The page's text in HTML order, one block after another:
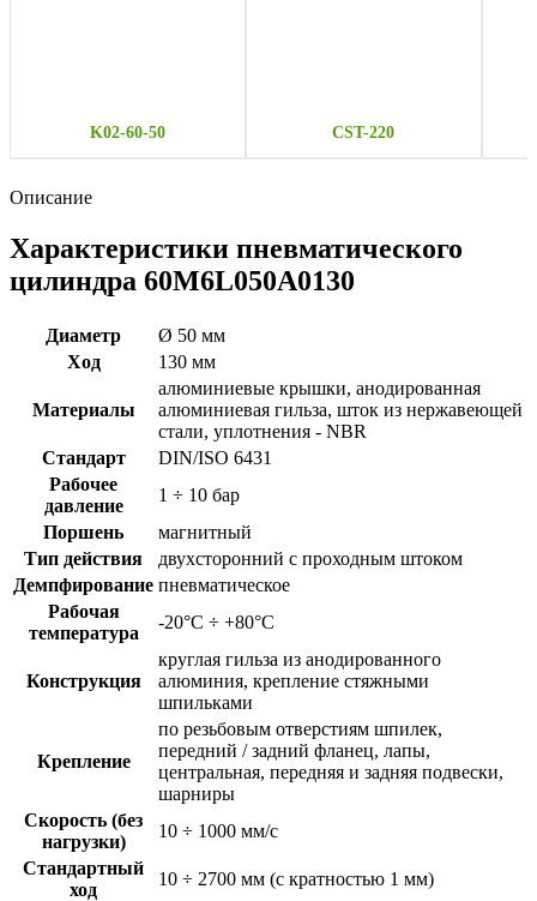
K02-60-50 CST-220
Описание
Характеристики пневматического
цилиндра 60M6L050A0130
Диаметр
Ø 50 мм
Ход
130 мм
Материалы
алюминиевые крышки, анодированная
алюминиевая гильза, шток из нержавеющей
стали, уплотнения - NBR
Стандарт
DIN/ISO 6431
Рабочее
давление
1 ÷ 10 бар
Поршень
магнитный
Тип действия
двухсторонний с проходным штоком
Демпфирование пневматическое
Рабочая
температура
-20°C ÷ +80°C
Конструкция
круглая гильза из анодированного
алюминия, крепление стяжными
шпильками
Крепление
по резьбовым отверстиям шпилек,
передний / задний фланец, лапы,
центральная, передняя и задняя подвески,
шарниры
Скорость (без
нагрузки)
10 ÷ 1000 мм/с
Стандартный
ход
10 ÷ 2700 мм (с кратностью 1 мм)